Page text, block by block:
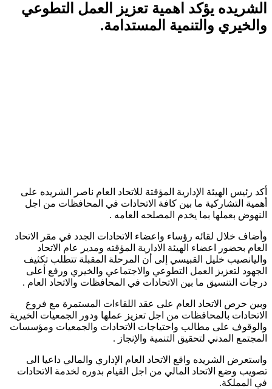
الشريده يؤكد اهمية تعزيز العمل التطوعي
والخيري والتنمية المستدامة.
أكد رئيس الهيئة الإدارية المؤقتة للاتحاد العام ناصر الشريده على
أهمية التشاركية ما بين كافة الاتحادات في المحافظات من اجل
النهوض بعملها بما يخدم المصلحه العامه .
وأضاف خلال لقائه رؤساء واعضاء الاتحادات الجدد في مقر الاتحاد
العام بحضور اعضاء الهيئة الادارية المؤقته ومدير عام الاتحاد
واليانصيب خليل القبيسي إلى أن المرحلة المقبلة تتطلب تكثيف
الجهود لتعزيز العمل التطوعي والاجتماعي والخيري ورفع أعلى
درجات التنسيق ما بين الاتحادات في المحافظات والاتحاد العام .
وبين حرص الاتحاد العام على عقد اللقاءات المستمرة مع فروع
الاتحادات بالمحافظات من اجل تعزيز عملها ودور الجمعيات الخيرية
والوقوف على مطالب واحتياجات الاتحادات والجمعيات ومؤسسات
المجتمع المدني لتحقيق التنمية والإنجاز .
واستعرض الشريده واقع الاتحاد العام الإداري والمالي داعيا الى
تصويب وضع الاتحاد المالي من اجل القيام بدوره لخدمة الاتحادات
في المملكة.